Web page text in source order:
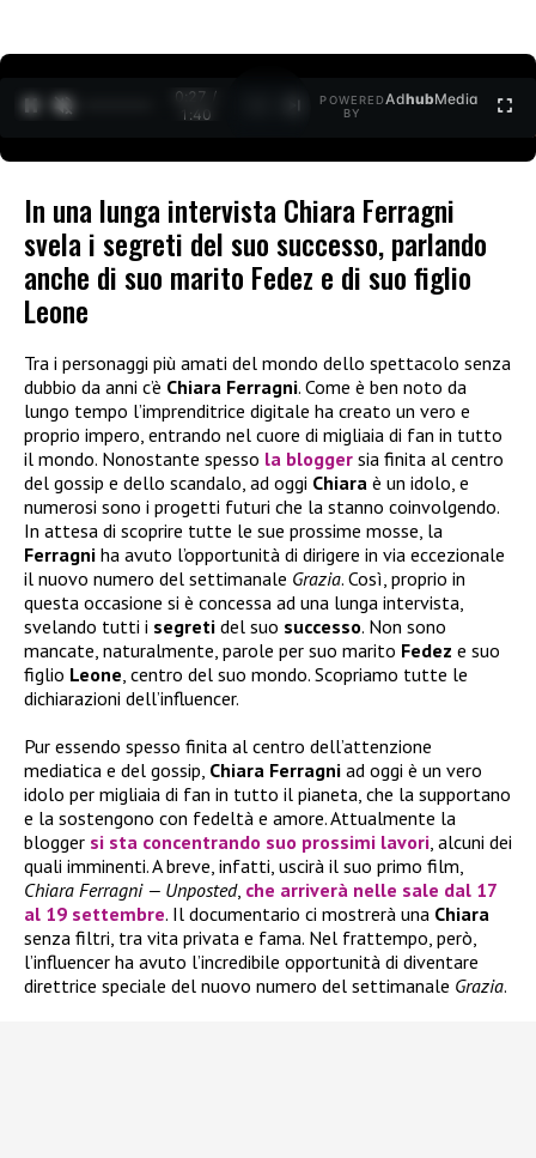
0:27 /
1:40
POWERED
BY
AdhubMedia
In una lunga intervista Chiara Ferragni
svela i segreti del suo successo, parlando
anche di suo marito Fedez e di suo figlio
Leone
Tra i personaggi più amati del mondo dello spettacolo senza
dubbio da anni c’è Chiara Ferragni. Come è ben noto da
lungo tempo l’imprenditrice digitale ha creato un vero e
proprio impero, entrando nel cuore di migliaia di fan in tutto
il mondo. Nonostante spesso la blogger sia finita al centro
del gossip e dello scandalo, ad oggi Chiara è un idolo, e
numerosi sono i progetti futuri che la stanno coinvolgendo.
In attesa di scoprire tutte le sue prossime mosse, la
Ferragni ha avuto l’opportunità di dirigere in via eccezionale
il nuovo numero del settimanale Grazia. Così, proprio in
questa occasione si è concessa ad una lunga intervista,
svelando tutti i segreti del suo successo. Non sono
mancate, naturalmente, parole per suo marito Fedez e suo
figlio Leone, centro del suo mondo. Scopriamo tutte le
dichiarazioni dell’influencer.
Pur essendo spesso finita al centro dell’attenzione
mediatica e del gossip, Chiara Ferragni ad oggi è un vero
idolo per migliaia di fan in tutto il pianeta, che la supportano
e la sostengono con fedeltà e amore. Attualmente la
blogger si sta concentrando suo prossimi lavori, alcuni dei
quali imminenti. A breve, infatti, uscirà il suo primo film,
Chiara Ferragni — Unposted, che arriverà nelle sale dal 17
al 19 settembre. Il documentario ci mostrerà una Chiara
senza filtri, tra vita privata e fama. Nel frattempo, però,
l’influencer ha avuto l’incredibile opportunità di diventare
direttrice speciale del nuovo numero del settimanale Grazia.